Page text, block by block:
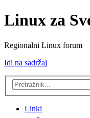
Linux za
Regionalni Linux forum
Idi na sadržaj
Linki